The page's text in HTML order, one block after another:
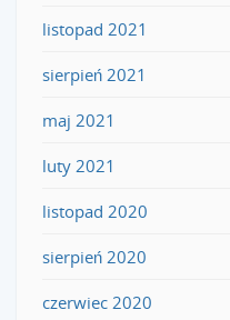
listopad 2021
sierpień 2021
maj 2021
luty 2021
listopad 2020
sierpień 2020
czerwiec 2020